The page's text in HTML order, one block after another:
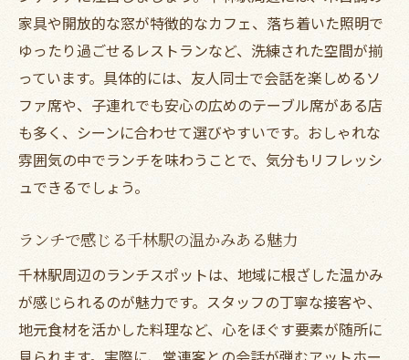
家具や開放的な窓が特徴的なカフェ、落ち着いた照明で
ゆったり過ごせるレストランなど、洗練された空間が揃
っています。具体的には、友人同士で会話を楽しめるソ
ファ席や、子連れでも安心の広めのテーブル席がある店
も多く、シーンに合わせて選びやすいです。おしゃれな
雰囲気の中でランチを味わうことで、気分もリフレッシ
ュできるでしょう。
ランチで感じる千林駅の温かみある魅力
千林駅周辺のランチスポットは、地域に根ざした温かみ
が感じられるのが魅力です。スタッフの丁寧な接客や、
地元食材を活かした料理など、心をほぐす要素が随所に